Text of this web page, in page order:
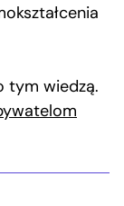
tym wiedzą.